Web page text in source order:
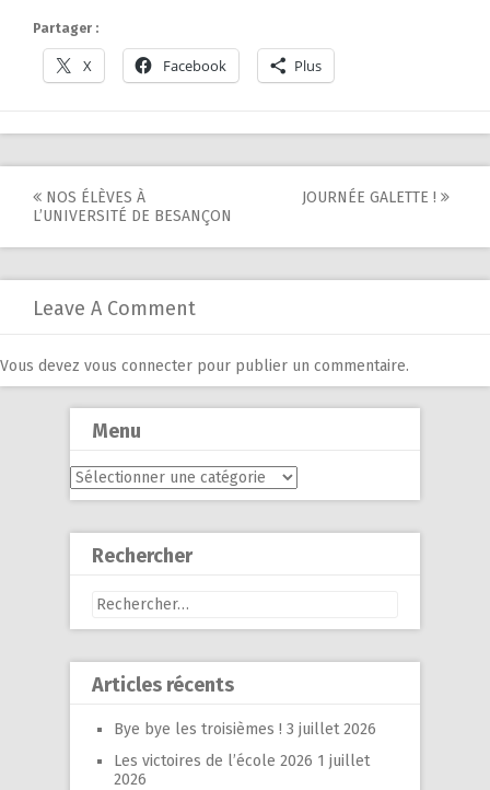
Partager :
X Facebook Plus
Post
NOS ÉLÈVES À
L’UNIVERSITÉ DE BESANÇON
JOURNÉE GALETTE !
Leave A Comment
Vous devez vous connecter pour publier un commentaire.
Menu
Menu
Rechercher
Rechercher :
Articles récents
Bye bye les troisièmes ! 3 juillet 2026
Les victoires de l’école 2026 1 juillet
2026